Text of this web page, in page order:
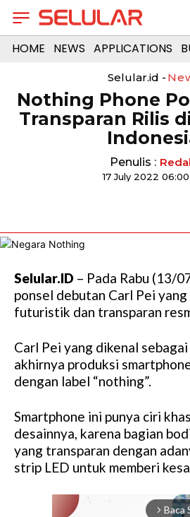
HOME NEWS APPLICATIONS
Selular.id -
Nothing Phone
Transparan Rilis
Penulis :
17 July 2022
Selular.ID – Pada Rabu (13/
ponsel debutan Carl Pei
futuristik dan transparan
Carl Pei yang dikenal
akhirnya produksi
dengan label “nothing”.
Smartphone ini punya ciri
desainnya, karena bagian
yang transparan dengan
strip LED untuk memberi
arrow_forward_ios Baca